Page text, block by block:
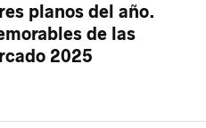
planos del año.
de las
2025